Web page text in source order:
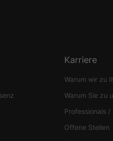
Karriere
Warum wir zu
Warum Sie zu
Professionals
Offene Stellen